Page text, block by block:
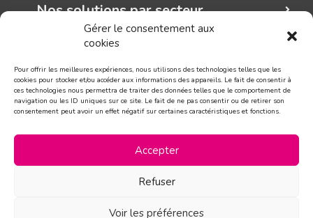
Gérer le consentement aux
cookies
Pour offrir les meilleures expériences, nous utilisons des technologies telles que les
cookies pour stocker et/ou accéder aux informations des appareils. Le fait de consentir à
ces technologies nous permettra de traiter des données telles que le comportement de
navigation ou les ID uniques sur ce site. Le fait de ne pas consentir ou de retirer son
consentement peut avoir un effet négatif sur certaines caractéristiques et fonctions.
Accepter
Refuser
Voir les préférences
Nos solutions par secteur
Mungo graphic
Suivez-nous!
CONTACT